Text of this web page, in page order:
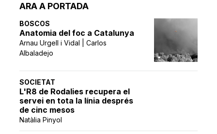
ARA A PORTADA
BOSCOS
Anatomia del foc a Catalunya
Arnau Urgell i Vidal | Carlos
Albaladejo
SOCIETAT
L'R8 de Rodalies recupera el
servei en tota la línia després
de cinc mesos
Natàlia Pinyol